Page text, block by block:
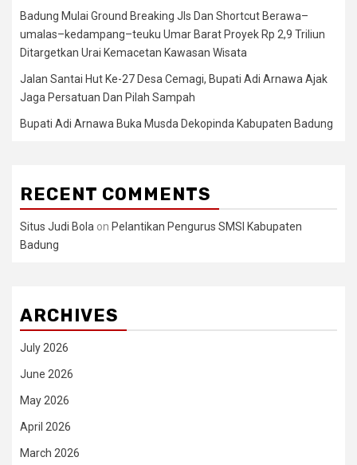
Badung Mulai Ground Breaking Jls Dan Shortcut Berawa–
umalas–kedampang–teuku Umar Barat Proyek Rp 2,9 Triliun
Ditargetkan Urai Kemacetan Kawasan Wisata
Jalan Santai Hut Ke-27 Desa Cemagi, Bupati Adi Arnawa Ajak
Jaga Persatuan Dan Pilah Sampah
Bupati Adi Arnawa Buka Musda Dekopinda Kabupaten Badung
RECENT COMMENTS
Situs Judi Bola on Pelantikan Pengurus SMSI Kabupaten
Badung
ARCHIVES
July 2026
June 2026
May 2026
April 2026
March 2026